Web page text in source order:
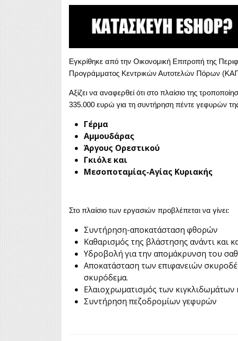
Εγκρίθηκε από την Οικονομική Επιτροπή της
Προγράμματος Κεντρικών Αυτοτελών Πόρων
Αξίζει να αναφερθεί ότι στο πλαίσιο της
335.000 ευρώ για τη συντήρηση πέντε γεφυρών
Γέρμα
Αμμουδάρας
Άργους Ορεστικού
Γκιόλε και
Μεσοποταμίας-Αγίας Κυριακής
Στο πλαίσιο των εργασιών προβλέπεται να γίνει:
Συντήρηση-αποκατάσταση φθορών
Καθαρισμός της βλάστησης ανάντι και
Υδροβολή για την απομάκρυνση του
Αποκατάσταση των επιφανειών
σκυρόδεμα.
Ελαιοχρωματισμός των κιγκλιδωμάτων
Συντήρηση πεζοδρομίων γεφυρών